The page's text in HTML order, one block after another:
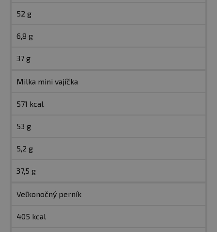
52 g
6,8 g
37 g
Milka mini vajíčka
571 kcal
53 g
5,2 g
37,5 g
Veľkonočný perník
405 kcal